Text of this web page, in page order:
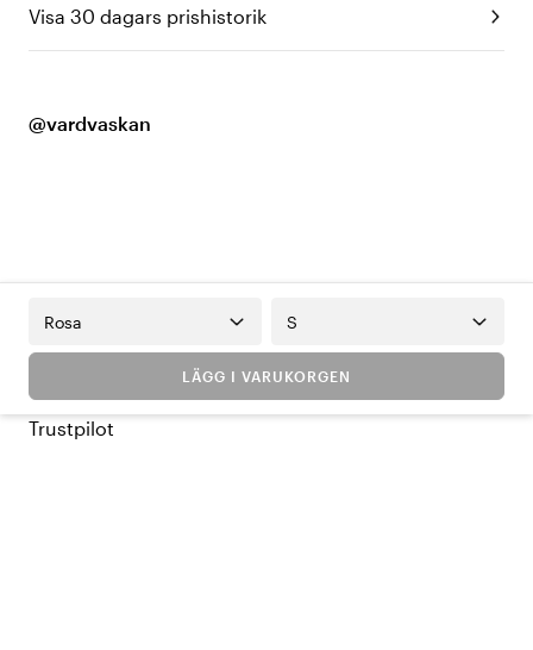
Visa 30 dagars prishistorik
@vardvaskan
Rosa S
LÄGG I VARUKORGEN
Trustpilot